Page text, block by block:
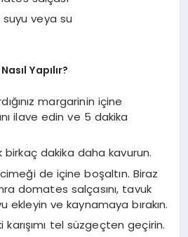
suyu veya su
Yapılır?
margarinin içine
ilave edin ve 5 dakika
birkaç dakika daha kavurun.
de içine boşaltın. Biraz
domates salçasını, tavuk
ekleyin ve kaynamaya bırakın.
tel süzgeçten geçirin.